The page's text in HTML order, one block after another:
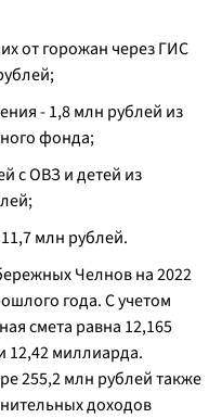
от горожан через ГИС
- 1,8 млн рублей из
фонда;
с ОВЗ и детей из
млн рублей.
Челнов на 2022
года. С учетом
смета равна 12,165
12,42 миллиарда.
255,2 млн рублей также
доходов